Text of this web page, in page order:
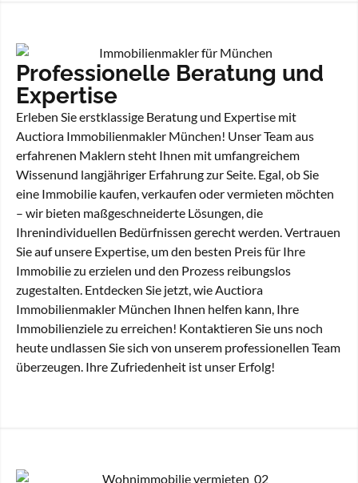
Professionelle Beratung und
Expertise
Erleben Sie erstklassige Beratung und Expertise mit
Auctiora Immobilienmakler München! Unser Team aus
erfahrenen Maklern steht Ihnen mit umfangreichem
Wissenund langjähriger Erfahrung zur Seite. Egal, ob Sie
eine Immobilie kaufen, verkaufen oder vermieten möchten
– wir bieten maßgeschneiderte Lösungen, die
Ihrenindividuellen Bedürfnissen gerecht werden. Vertrauen
Sie auf unsere Expertise, um den besten Preis für Ihre
Immobilie zu erzielen und den Prozess reibungslos
zugestalten. Entdecken Sie jetzt, wie Auctiora
Immobilienmakler München Ihnen helfen kann, Ihre
Immobilienziele zu erreichen! Kontaktieren Sie uns noch
heute undlassen Sie sich von unserem professionellen Team
überzeugen. Ihre Zufriedenheit ist unser Erfolg!